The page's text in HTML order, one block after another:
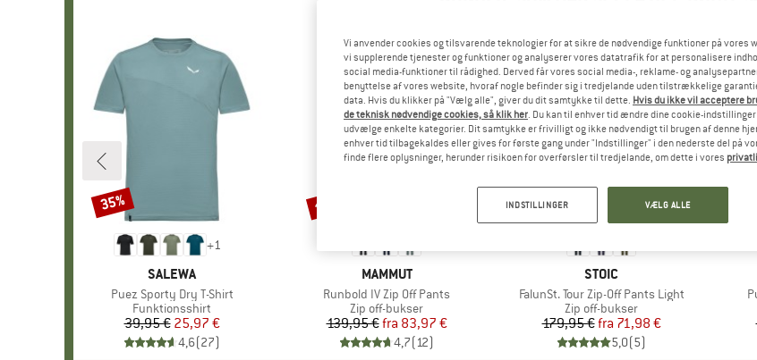
+1
MÆRKE
SALEWA
Artikel
Puez Sporty Dry T-Shirt
Produktgruppe
Funktionsshirt
Pris
39,95 € Nedsat pris
25,97 €
4,6(27)
Rabat
35%
MÆRKE
MAMMUT
Artikel
Runbold IV Zip Off Pants
Produktgruppe
Zip off-bukser
Pris
139,95 € Nedsat pris
fra 83,97 €
4,7(12)
Rabat
til 40%
MÆRKE
STOIC
Artikel
FalunSt. Tour Zip-Off Pants Light
Produktgruppe
Zip off-bukser
Pris
179,95 € Nedsat pris
fra 71,98 €
5,0(5)
Rabat
til 60%
Vi anvender cookies og tilsvarende teknologier for at sikre de nødvendige funktioner på vores
vi supplerende tjenester og funktioner og analyserer vores datatrafik for at personalisere
social media-funktioner til rådighed. Derved får vores social media-, reklame- og
benyttelse af vores website, hvoraf nogle befinder sig i tredjelande uden tilstrækkelige
data. Hvis du klikker på "Vælg alle", giver du dit samtykke til dette. Hvis du ikke vil acceptere
de teknisk nødvendige cookies, så klik her. Du kan til enhver tid ændre dine cookie-
udvælge enkelte kategorier. Dit samtykke er frivilligt og ikke nødvendigt til brugen af denne
enhver tid tilbagekaldes eller gives for første gang under "Indstillinger" i den nederste del på
finde flere oplysninger, herunder risikoen for overførsler til tredjelande, om dette i vores
INDSTILLINGER VÆLG ALLE